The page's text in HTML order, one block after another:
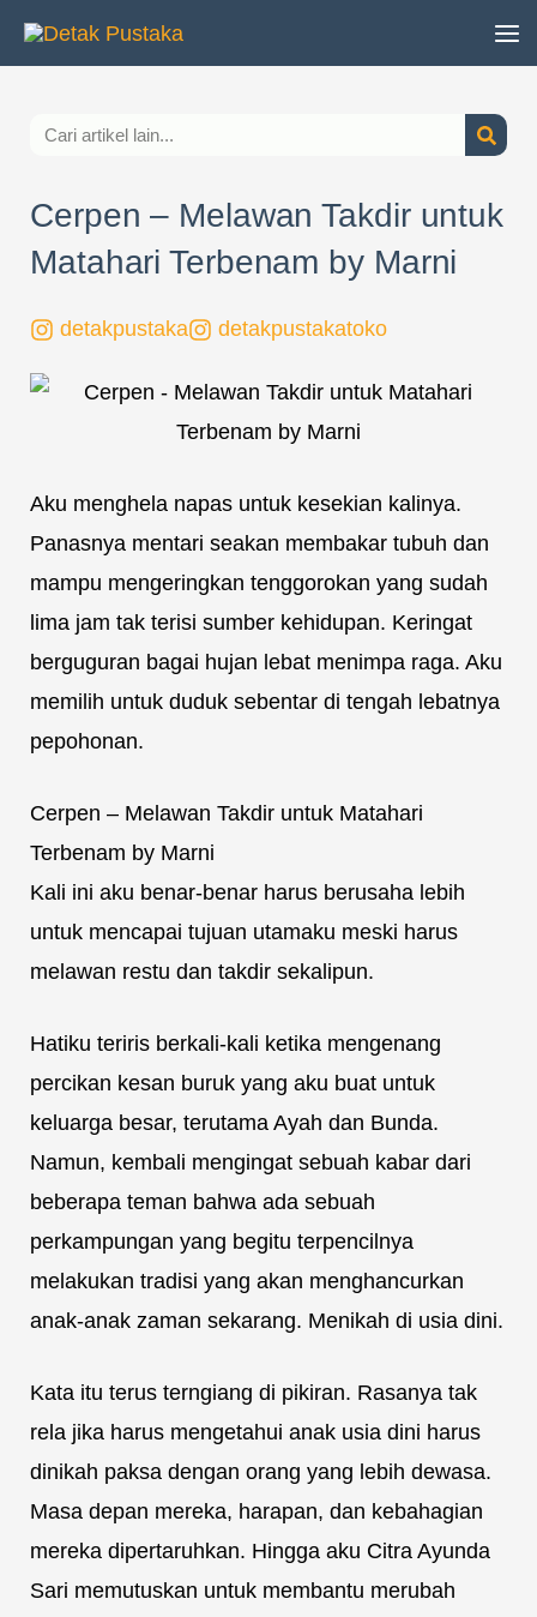
Lewati
Search
Cerpen – Melawan Takdir untuk
Matahari Terbenam by Marni
detakpustaka detakpustakatoko
Aku menghela napas untuk kesekian kalinya.
Panasnya mentari seakan membakar tubuh dan
mampu mengeringkan tenggorokan yang sudah
lima jam tak terisi sumber kehidupan. Keringat
berguguran bagai hujan lebat menimpa raga. Aku
memilih untuk duduk sebentar di tengah lebatnya
pepohonan.
Cerpen – Melawan Takdir untuk Matahari
Terbenam by Marni
Kali ini aku benar-benar harus berusaha lebih
untuk mencapai tujuan utamaku meski harus
melawan restu dan takdir sekalipun.
Hatiku teriris berkali-kali ketika mengenang
percikan kesan buruk yang aku buat untuk
keluarga besar, terutama Ayah dan Bunda.
Namun, kembali mengingat sebuah kabar dari
beberapa teman bahwa ada sebuah
perkampungan yang begitu terpencilnya
melakukan tradisi yang akan menghancurkan
anak-anak zaman sekarang. Menikah di usia dini.
Kata itu terus terngiang di pikiran. Rasanya tak
rela jika harus mengetahui anak usia dini harus
dinikah paksa dengan orang yang lebih dewasa.
Masa depan mereka, harapan, dan kebahagian
mereka dipertaruhkan. Hingga aku Citra Ayunda
Sari memutuskan untuk membantu merubah
Page
,Page
,
Page
,Page
,Page
,
Page